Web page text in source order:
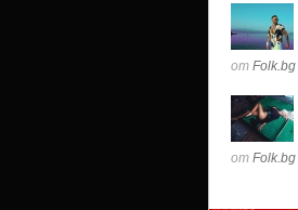
от Folk.bg
от Folk.bg